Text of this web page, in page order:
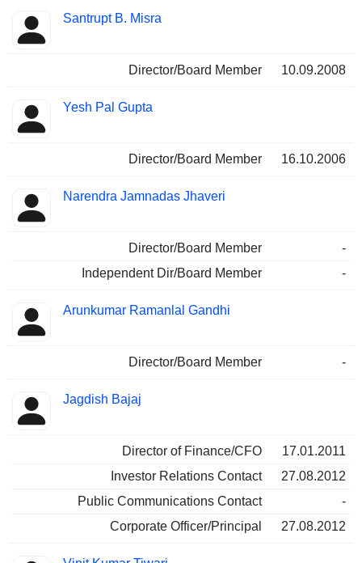
Santrupt B. Misra
Director/Board Member 10.09.2008
Yesh Pal Gupta
Director/Board Member 16.10.2006
Narendra Jamnadas Jhaveri
Director/Board Member
-
Independent Dir/Board Member
-
Arunkumar Ramanlal Gandhi
Director/Board Member -
Jagdish Bajaj
Director of Finance/CFO
17.01.2011
Investor Relations Contact
27.08.2012
Public Communications Contact
-
Corporate Officer/Principal
27.08.2012